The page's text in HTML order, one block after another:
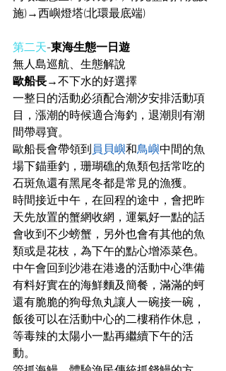
施)→西嶼燈塔(北環最底端)
第二天-東海生態一日遊
無人島巡航、生態解說
歐船長→不下水的好選擇
一整日的活動必須配合潮汐安排活動項
目，漲潮的時候適合海釣，退潮則有潮
間帶尋寶。
歐船長會帶領到員貝嶼和鳥嶼中間的魚
場下錨垂釣，珊瑚礁的魚類包括常吃的
石斑魚還有黑尾冬都是常見的漁獲。
時間接近中午，在回程的途中，會把昨
天先放置的蟹網收網，運氣好一點的話
會收到不少螃蟹，另外也會有其他的魚
類或是花枝，為下午的點心增添菜色。
中午會回到沙港在港邊的活動中心準備
有料好實在的海鮮麵及簡餐，滿滿的蚵
還有脆脆的狗母魚丸讓人一碗接一碗，
飯後可以在活動中心的二樓稍作休息，
等毒辣的太陽小一點再繼續下午的活
動。